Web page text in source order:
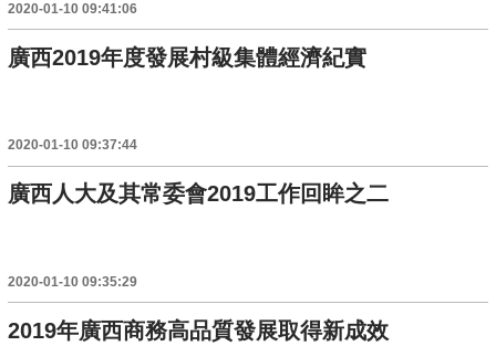
2020-01-10 09:41:06
廣西2019年度發展村級集體經濟紀實
2020-01-10 09:37:44
廣西人大及其常委會2019工作回眸之二
2020-01-10 09:35:29
2019年廣西商務高品質發展取得新成效